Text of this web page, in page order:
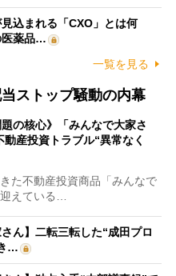
込まれる「CXO」とは何
医薬品…
一覧を見る
ストップ騒動の内幕
題の核心》「みんなで大家さ
産投資トラブル“異常なく
た不動産投資商品「みんなで
えている…
ん】二転三転した“成田プロ
…